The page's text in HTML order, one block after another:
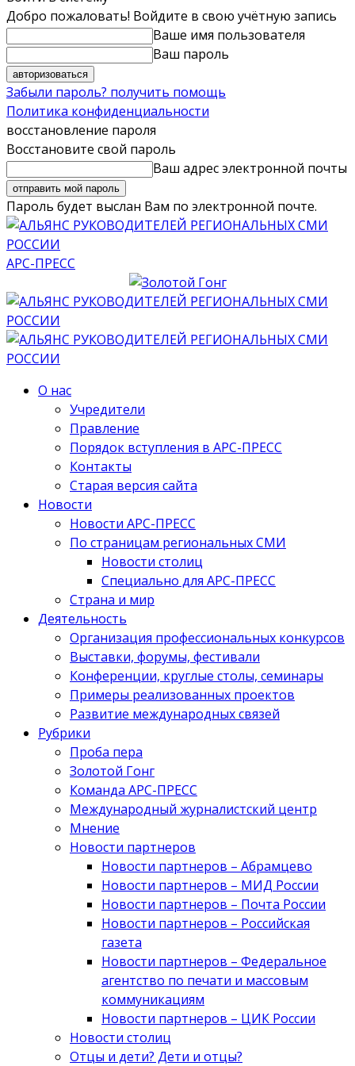
Добро пожаловать! Войдите в свою учётную запись
Ваше имя пользователя
Ваш пароль
Забыли пароль? получить помощь
Политика конфиденциальности
восстановление пароля
Восстановите свой пароль
Ваш адрес электронной почты
Пароль будет выслан Вам по электронной почте.
АРС-ПРЕСС
О нас
Учредители
Правление
Порядок вступления в АРС-ПРЕСС
Контакты
Старая версия сайта
Новости
Новости АРС-ПРЕСС
По страницам региональных СМИ
Новости столиц
Специально для АРС-ПРЕСС
Страна и мир
Деятельность
Организация профессиональных конкурсов
Выставки, форумы, фестивали
Конференции, круглые столы, семинары
Примеры реализованных проектов
Развитие международных связей
Рубрики
Проба пера
Золотой Гонг
Команда АРС-ПРЕСС
Международный журналистский центр
Мнение
Новости партнеров
Новости партнеров – Абрамцево
Новости партнеров – МИД России
Новости партнеров – Почта России
Новости партнеров – Российская
газета
Новости партнеров – Федеральное
агентство по печати и массовым
коммуникациям
Новости партнеров – ЦИК России
Новости столиц
Отцы и дети? Дети и отцы?